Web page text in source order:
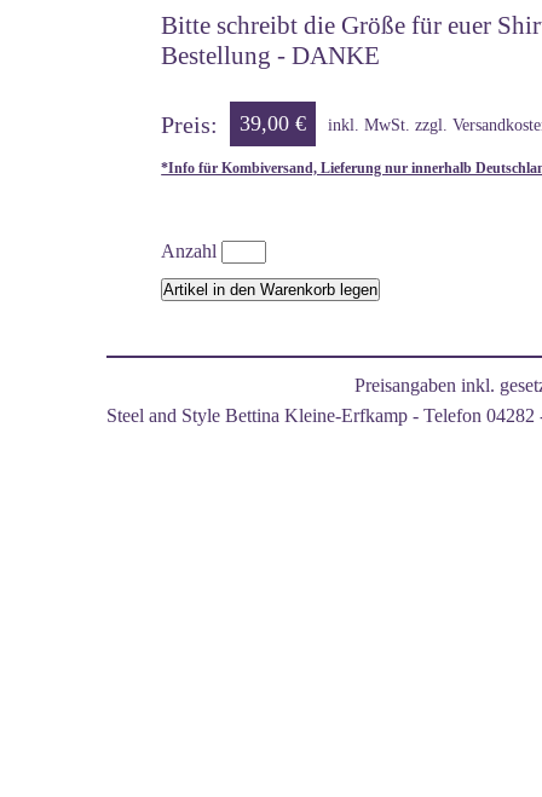
Bitte schreibt die Größe für euer
Bestellung - DANKE
Preis: 39,00 € inkl. MwSt. zzgl.
*Info für Kombiversand, Lieferung nur innerhalb
Anzahl
Preisangaben inkl.
Steel and Style Bettina Kleine-Erfkamp - Telefon 04282